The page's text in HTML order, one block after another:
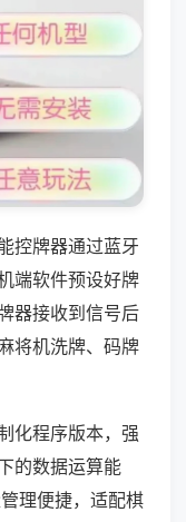
控牌器通过蓝牙
端软件预设好牌
器接收到信号后
将机洗牌、码牌
化程序版本，强
的数据运算能
理便捷，适配棋